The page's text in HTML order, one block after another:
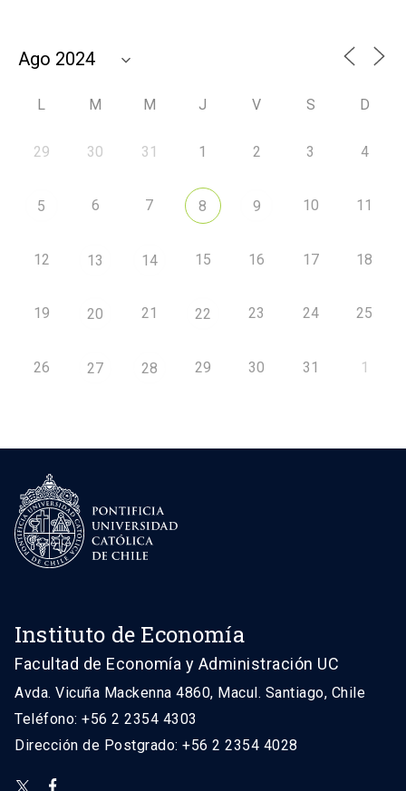
L M M J V S D
29 30 31 1 2 3 4
5 6 7 8 9 10 11
12 13 14 15 16 17 18
19 20 21 22 23 24 25
26 27 28 29 30 31 1
Instituto de Economía
Facultad de Economía y Administración UC
Avda. Vicuña Mackenna 4860, Macul. Santiago, Chile
Teléfono: +56 2 2354 4303
Dirección de Postgrado: +56 2 2354 4028